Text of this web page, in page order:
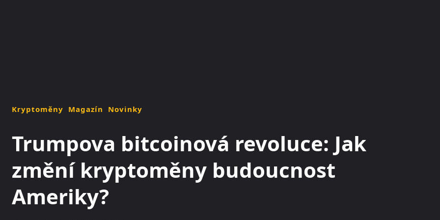
Kryptoměny Magazín Novinky
Trumpova bitcoinová revoluce: Jak
změní kryptoměny budoucnost
Ameriky?